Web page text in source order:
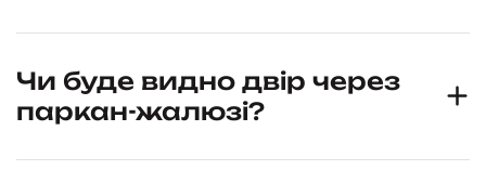
Чи буде видно двір через
паркан-жалюзі?